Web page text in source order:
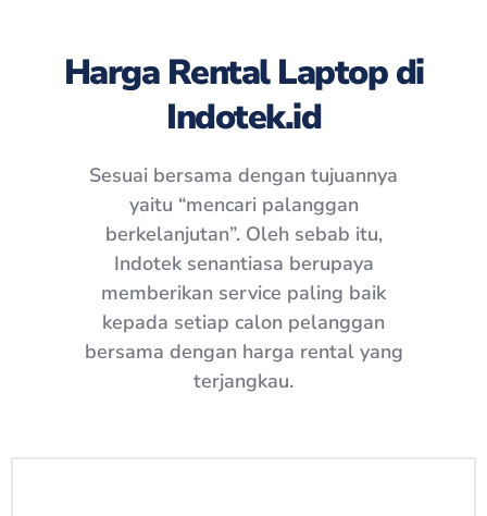
Harga Rental Laptop di
Indotek.id
Sesuai bersama dengan tujuannya
yaitu “mencari palanggan
berkelanjutan”. Oleh sebab itu,
Indotek senantiasa berupaya
memberikan service paling baik
kepada setiap calon pelanggan
bersama dengan harga rental yang
terjangkau.